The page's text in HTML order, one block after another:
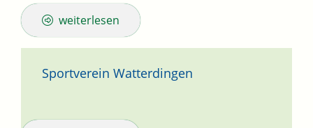
weiterlesen
Sportverein Watterdingen